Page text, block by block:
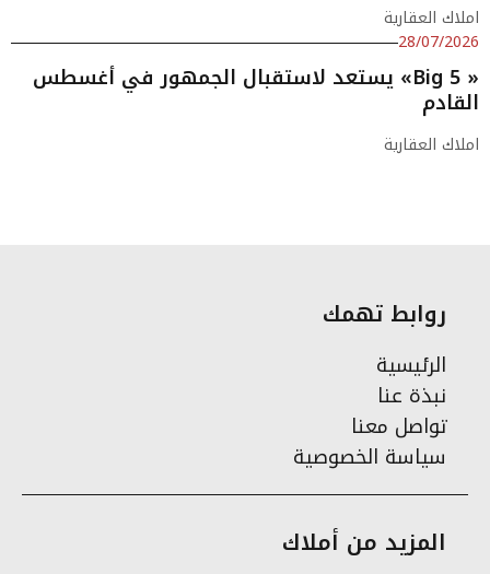
املاك العقارية
28/07/2026
« Big 5» يستعد لاستقبال الجمهور في أغسطس
القادم
املاك العقارية
روابط تهمك
الرئيسية
نبذة عنا
تواصل معنا
سياسة الخصوصية
المزيد من أملاك